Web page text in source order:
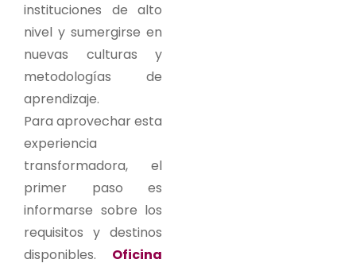
instituciones de alto
nivel y sumergirse en
nuevas culturas y
metodologías de
aprendizaje.
Para aprovechar esta
experiencia
transformadora, el
primer paso es
informarse sobre los
requisitos y destinos
disponibles. Oficina